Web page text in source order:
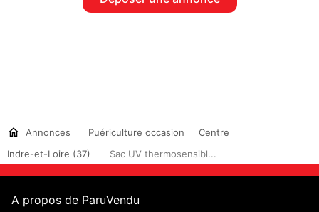
Annonces Puériculture occasion
Centre
Indre-et-Loire (37)
Sac UV thermosensibl...
A propos de ParuVendu